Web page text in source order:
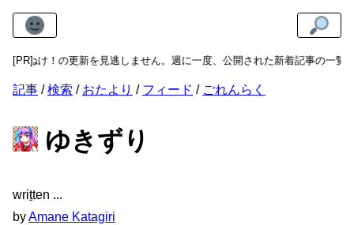
[PR]
け！の更新を見逃しません。週に一度、公開された新着記事の一覧をメー
記事 検索 おたより フィード ごれんらく
ゆきずり
written
byAmane Katagiri